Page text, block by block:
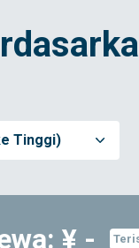
Tinggi)
¥ -